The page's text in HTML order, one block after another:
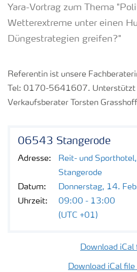
​Yara-Vortrag zum Thema
Wetterextreme unter einen
Düngestrategien greifen?"
Referentin ist unsere
Tel: 0170-5641607. Unterstützt
Verkaufsberater Torsten
06543 Stangerode
Adresse:
Reit- und
Stangerode
Datum:
Donnerstag, 14.
Uhrzeit:
09:00 - 13:00
(UTC +01)
Download iCal
Download iCal